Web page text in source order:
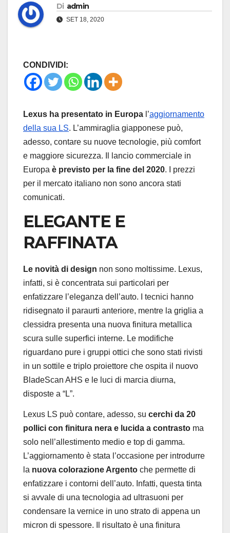
Di admin
SET 18, 2020
CONDIVIDI:
Lexus ha presentato in Europa l’aggiornamento
della sua LS. L’ammiraglia giapponese può,
adesso, contare su nuove tecnologie, più comfort
e maggiore sicurezza. Il lancio commerciale in
Europa è previsto per la fine del 2020. I prezzi
per il mercato italiano non sono ancora stati
comunicati.
ELEGANTE E
RAFFINATA
Le novità di design non sono moltissime. Lexus,
infatti, si è concentrata sui particolari per
enfatizzare l’eleganza dell’auto. I tecnici hanno
ridisegnato il paraurti anteriore, mentre la griglia a
clessidra presenta una nuova finitura metallica
scura sulle superfici interne. Le modifiche
riguardano pure i gruppi ottici che sono stati rivisti
in un sottile e triplo proiettore che ospita il nuovo
BladeScan AHS e le luci di marcia diurna,
disposte a “L”.
Lexus LS può contare, adesso, su cerchi da 20
pollici con finitura nera e lucida a contrasto ma
solo nell’allestimento medio e top di gamma.
L’aggiornamento è stata l’occasione per introdurre
la nuova colorazione Argento che permette di
enfatizzare i contorni dell’auto. Infatti, questa tinta
si avvale di una tecnologia ad ultrasuoni per
condensare la vernice in uno strato di appena un
micron di spessore. Il risultato è una finitura